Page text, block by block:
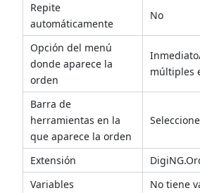
Repite
automáticamente
No
Opción del menú
donde aparece la
orden
múltiples
Barra de
herramientas en la
que aparece la orden
Extensión
Variables
No tiene